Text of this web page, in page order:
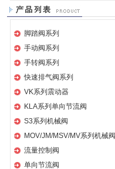
脚踏阀系列
手动阀系列
手转阀系列
快速排气阀系列
VK系列震动器
KLA系列单向节流阀
S3系列机械阀
MOV/JM/MSV/MV系列机械阀
流量控制阀
单向节流阀